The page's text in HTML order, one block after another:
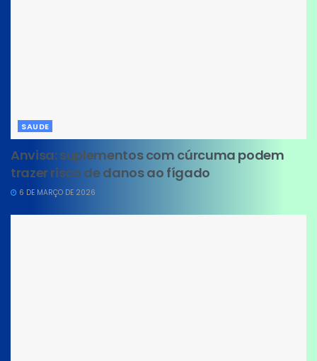
SAUDE
Anvisa: suplementos com cúrcuma podem
trazer risco de danos ao fígado
6 DE MARÇO DE 2026